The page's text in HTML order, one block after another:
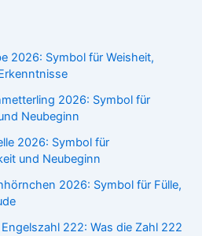
2026: Symbol für Weisheit,
2026: Symbol für
Neubeginn
2026: Symbol für
und Neubeginn
2026: Symbol für Fülle,
222: Was die Zahl 222